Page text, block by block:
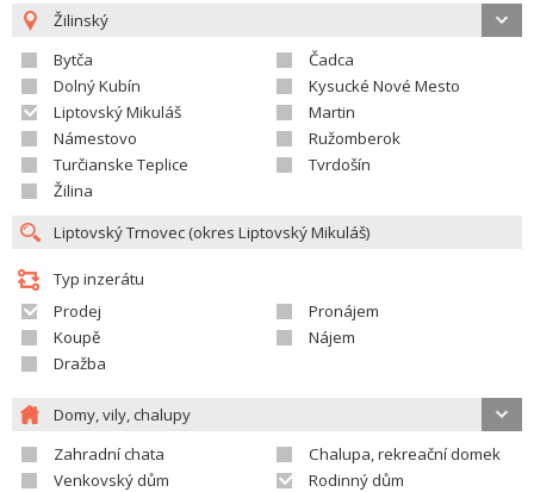
Žilinský
Bytča
Čadca
Dolný Kubín
Kysucké Nové Mesto
Liptovský Mikuláš
Martin
Námestovo
Ružomberok
Turčianske Teplice
Tvrdošín
Žilina
Typ inzerátu
Prodej
Pronájem
Koupě
Nájem
Dražba
Domy, vily, chalupy
Zahradní chata
Chalupa, rekreační domek
Venkovský dům
Rodinný dům